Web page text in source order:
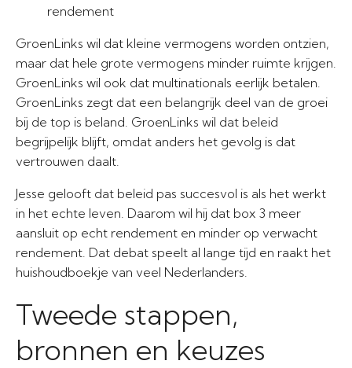
rendement
GroenLinks wil dat kleine vermogens worden ontzien,
maar dat hele grote vermogens minder ruimte krijgen.
GroenLinks wil ook dat multinationals eerlijk betalen.
GroenLinks zegt dat een belangrijk deel van de groei
bij de top is beland. GroenLinks wil dat beleid
begrijpelijk blijft, omdat anders het gevolg is dat
vertrouwen daalt.
Jesse gelooft dat beleid pas succesvol is als het werkt
in het echte leven. Daarom wil hij dat box 3 meer
aansluit op echt rendement en minder op verwacht
rendement. Dat debat speelt al lange tijd en raakt het
huishoudboekje van veel Nederlanders.
Tweede stappen,
bronnen en keuzes